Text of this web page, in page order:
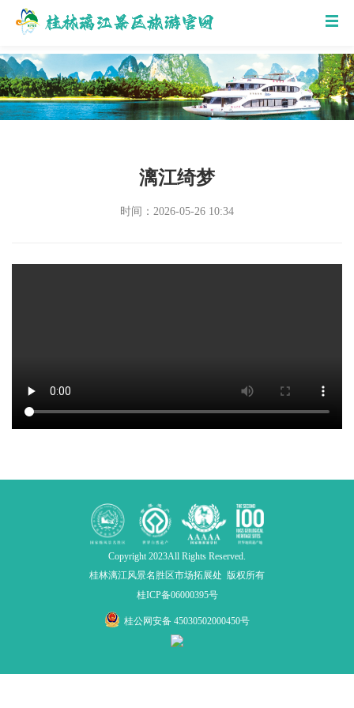
漓江绮梦
时间：2026-05-26 10:34
Copyright 2023All Rights Reserved.
桂林漓江风景名胜区市场拓展处 版权所有
桂ICP备06000395号
桂公网安备 45030502000450号